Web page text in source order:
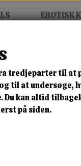
EROTISK
MIX FRIT • KØB
Wedge
🎁 SPAR 10
tredjeparter til at
til at undersøge,
Du kan altid
på siden.